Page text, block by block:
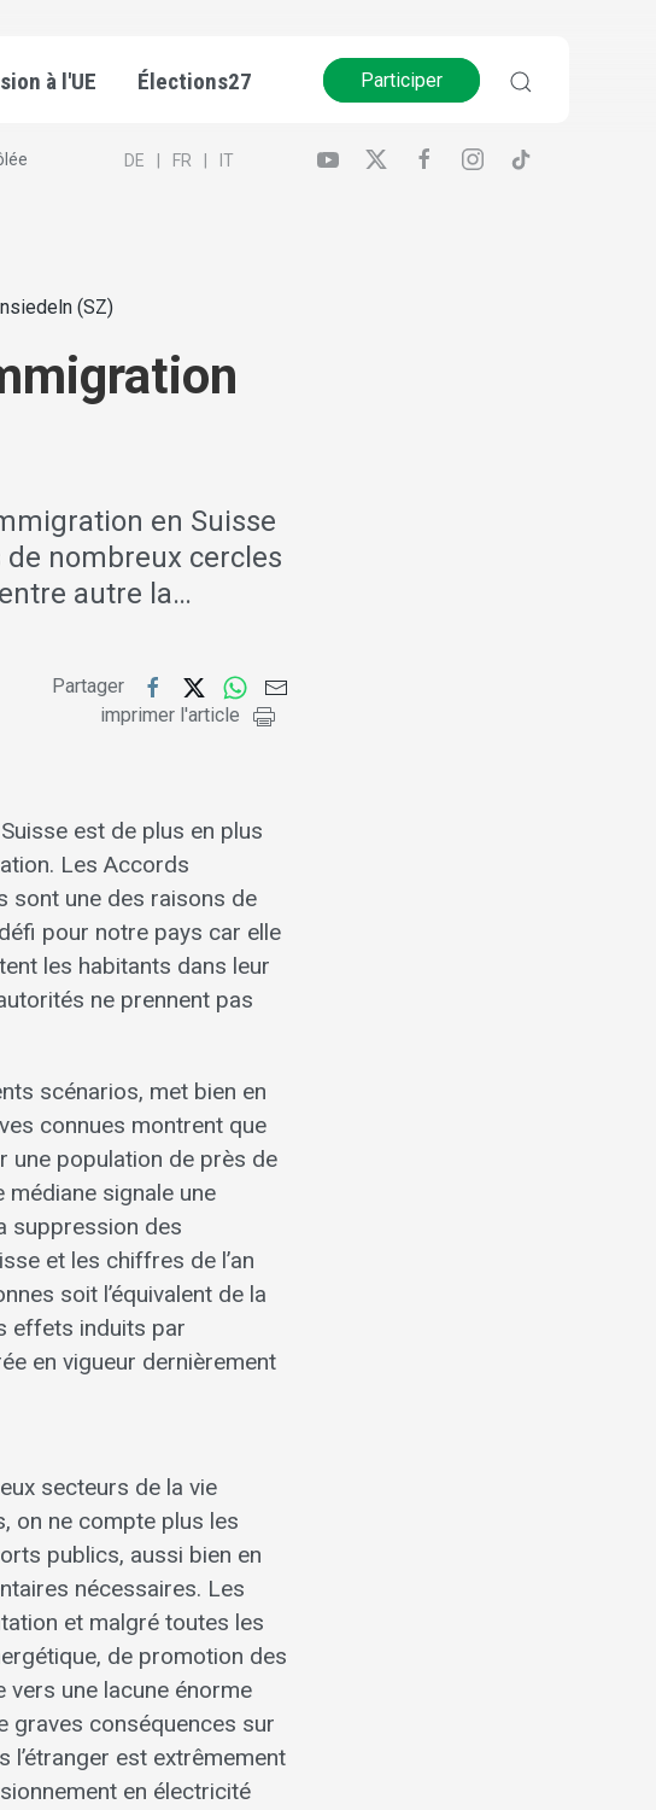
à l'UE Élections27 Participer
DE FR IT
(SZ)
en Suisse
nombreux cercles
autre la…
Partager
imprimer l'article
est de plus en plus
Les Accords
sont une des raisons de
pour notre pays car elle
les habitants dans leur
ne prennent pas
scénarios, met bien en
connues montrent que
une population de près de
médiane signale une
suppression des
et les chiffres de l’an
soit l’équivalent de la
effets induits par
en vigueur dernièrement
secteurs de la vie
on ne compte plus les
publics, aussi bien en
nécessaires. Les
et malgré toutes les
de promotion des
une lacune énorme
graves conséquences sur
l’étranger est extrêmement
en électricité